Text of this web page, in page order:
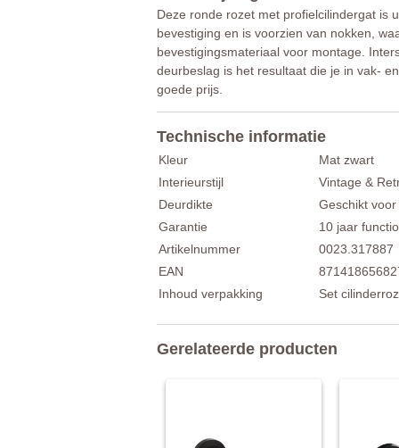
Deze ronde rozet met profielcilindergat is
bevestiging en is voorzien van nokken,
bevestigingsmateriaal voor montage.
deurbeslag is het resultaat die je in vak-
goede prijs.
Technische informatie
Kleur
Mat zwart
Interieurstijl
Vintage &
Deurdikte
Geschikt
Garantie
10 jaar
Artikelnummer
0023.317887
EAN
Inhoud verpakking
Set
Gerelateerde producten